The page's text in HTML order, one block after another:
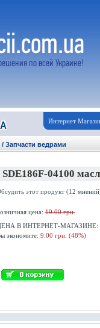
Интернет
/ Запчасти ведрами
SDE186F-04100
этот продукт(12
цена:19.00 грн.
В ИНТЕРНЕТ-МАГАЗИНЕ:
экономите: 9.00 грн. (48%)